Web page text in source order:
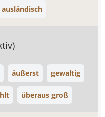
ausländisch
äußerst gewaltig
überaus groß